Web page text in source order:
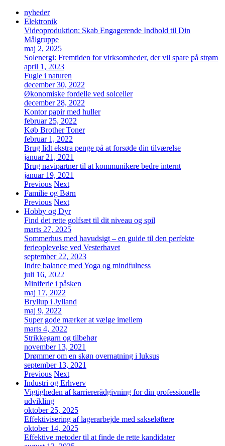
nyheder
Elektronik
Videoproduktion: Skab Engagerende Indhold til Din
Målgruppe
maj 2, 2025
Solenergi: Fremtiden for virksomheder, der vil spare på strøm
april 1, 2023
Fugle i naturen
december 30, 2022
Økonomiske fordelle ved solceller
december 28, 2022
Kontor papir med huller
februar 25, 2022
Køb Brother Toner
februar 1, 2022
Brug lidt ekstra penge på at forsøde din tilværelse
januar 21, 2021
Brug navipartner til at kommunikere bedre internt
januar 19, 2021
Previous Next
Familie og Børn
Previous Next
Hobby og Dyr
Find det rette golfsæt til dit niveau og spil
marts 27, 2025
Sommerhus med havudsigt – en guide til den perfekte
ferieoplevelse ved Vesterhavet
september 22, 2023
Indre balance med Yoga og mindfulness
juli 16, 2022
Miniferie i påsken
maj 17, 2022
Bryllup i Jylland
maj 9, 2022
Super gode mærker at vælge imellem
marts 4, 2022
Strikkegarn og tilbehør
november 13, 2021
Drømmer om en skøn overnatning i luksus
september 13, 2021
Previous Next
Industri og Erhverv
Vigtigheden af karriererådgivning for din professionelle
udvikling
oktober 25, 2025
Effektivisering af lagerarbejde med sakseløftere
oktober 14, 2025
Effektive metoder til at finde de rette kandidater